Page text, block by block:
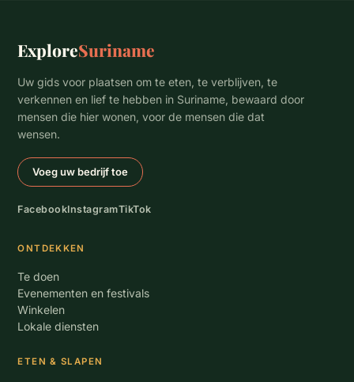
ExploreSuriname
Uw gids voor plaatsen om te eten, te verblijven, te
verkennen en lief te hebben in Suriname, bewaard door
mensen die hier wonen, voor de mensen die dat
wensen.
Voeg uw bedrijf toe
FacebookInstagramTikTok
ONTDEKKEN
Te doen
Evenementen en festivals
Winkelen
Lokale diensten
ETEN & SLAPEN